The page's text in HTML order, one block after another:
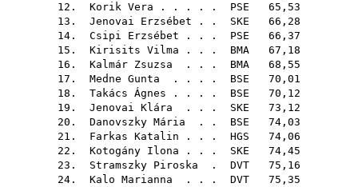
12. Korik Vera . . . . . PSE 65,53
13. Jenovai Erzsébet . . SKE 66,28
14. Csipi Erzsébet . . . PSE 66,37
15. Kirisits Vilma . . . BMA 67,18
16. Kalmár Zsuzsa . . . BMA 68,55
17. Medne Gunta . . . . BSE 70,01
18. Takács Ágnes . . . . BSE 70,12
19. Jenovai Klára . . . SKE 73,12
20. Danovszky Mária . . BSE 74,03
21. Farkas Katalin . . . HGS 74,06
22. Kotogány Ilona . . . SKE 74,45
23. Stramszky Piroska . DVT 75,16
24. Kalo Marianna . . . DVT 75,35